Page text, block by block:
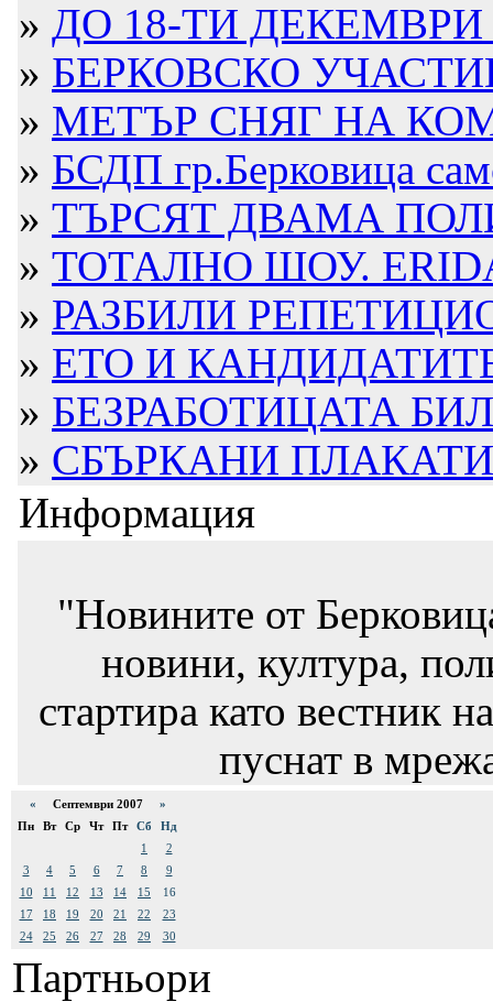
» ДО 18-ТИ
» БЕРКОВСКО
» МЕТЪР СНЯГ НА
» БСДП гр.Берковица
» ТЪРСЯТ ДВАМА
» ТОТАЛНО ШОУ.
» РАЗБИЛИ
» ЕТО И
» БЕЗРАБОТИЦАТА
» СБЪРКАНИ
Информация
"Новините от
новини, култура,
стартира като вестник
пуснат в
« Септември 2007 »
Пн
Вт Ср Чт Пт Сб
Нд
1
2
3
4 5 6 7 8
9
10
11 12 13 14 15
16
17
18 19 20 21 22
23
24
25 26 27 28 29 30
Партньори